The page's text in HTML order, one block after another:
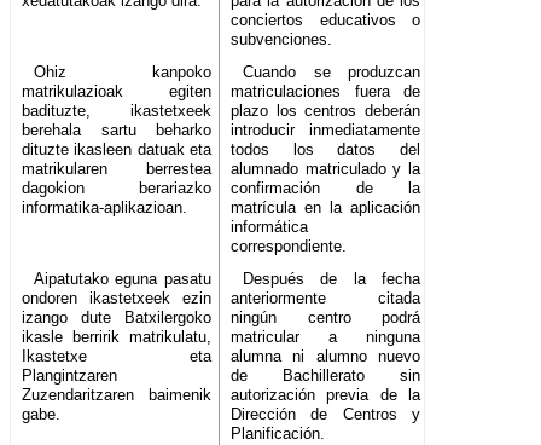
conciertos educativos o
subvenciones.
Ohiz kanpoko
matrikulazioak egiten
badituzte, ikastetxeek
berehala sartu beharko
dituzte ikasleen datuak eta
matrikularen berrestea
dagokion berariazko
informatika-aplikazioan.
Cuando se produzcan
matriculaciones fuera de
plazo los centros deberán
introducir inmediatamente
todos los datos del
alumnado matriculado y la
confirmación de la
matrícula en la aplicación
informática
correspondiente.
Aipatutako eguna pasatu
ondoren ikastetxeek ezin
izango dute Batxilergoko
ikasle berririk matrikulatu,
Ikastetxe eta
Plangintzaren
Zuzendaritzaren baimenik
gabe.
Después de la fecha
anteriormente citada
ningún centro podrá
matricular a ninguna
alumna ni alumno nuevo
de Bachillerato sin
autorización previa de la
Dirección de Centros y
Planificación.